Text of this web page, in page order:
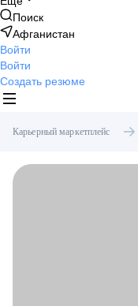
Поиск
Афганистан
Войти
Войти
Создать резюме
Карьерный маркетплейс